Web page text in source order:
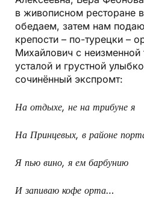
в живописном ресторане
обедаем, затем нам
крепости – по-турецки –
Михайлович с неизменной
усталой и грустной
сочинённый экспромт:
На отдыхе, не на трибуне я
На Принцевых, в районе
Я пью вино, я ем барбунию
И запиваю кофе орта…